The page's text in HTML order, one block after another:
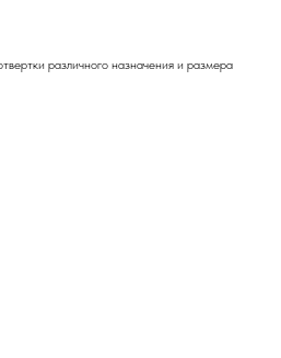
различного назначения и размера